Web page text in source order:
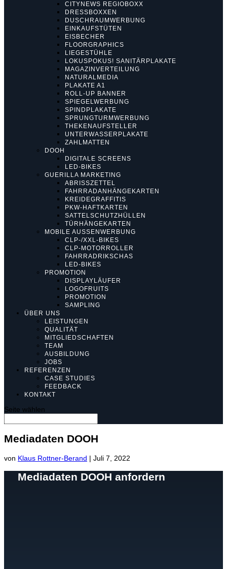
CITYNEWS REGIOBOXX
DRESSBOXXEN
DUSCHRAUMWERBUNG
EINKAUFSTÜTEN
EISBECHER
FLOORGRAPHICS
LIEGESTÜHLE
LOKUSPOKUS! SANITÄRPLAKATE
MAGAZINVERTEILUNG
NATURALMEDIA
PLAKATE A1
ROLL-UP BANNER
SPIEGELWERBUNG
SPINDPLAKATE
SPRUNGTURMWERBUNG
THEKENAUFSTELLER
UNTERWASSERPLAKATE
ZAHLMATTEN
DOOH
DIGITALE SCREENS
LED-BIKES
GUERILLA MARKETING
ABRISSZETTEL
FAHRRADANHÄNGEKARTEN
KREIDEGRAFFITIS
PKW-HAFTKARTEN
SATTELSCHUTZHÜLLEN
TÜRHÄNGEKARTEN
MOBILE AUSSENWERBUNG
CLP-/XXL-BIKES
CLP-MOTORROLLER
FAHRRADRIKSCHAS
LED-BIKES
PROMOTION
DISPLAYLÄUFER
LOGOFRUITS
PROMOTION
SAMPLING
ÜBER UNS
LEISTUNGEN
QUALITÄT
MITGLIEDSCHAFTEN
TEAM
AUSBILDUNG
JOBS
REFERENZEN
CASE STUDIES
FEEDBACK
KONTAKT
Seite wählen
Mediadaten DOOH
von Klaus Rottner-Berand | Juli 7, 2022
Mediadaten DOOH anfordern